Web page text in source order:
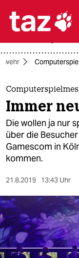

themen
politik
öko
gesellschaft
kultur
sport
berlin
nord
landtagswahl
Immer
Die wollen ja nur
über die
Gamescom in
kommen.
21.8.2019 13:43 Uhr